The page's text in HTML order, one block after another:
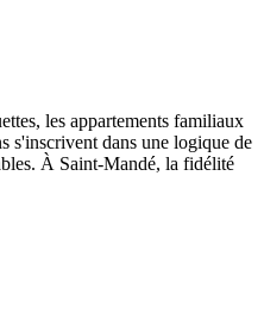
les appartements familiaux
s'inscrivent dans une logique de
À Saint-Mandé, la fidélité